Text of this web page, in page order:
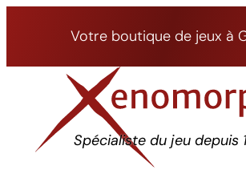
Votre boutique de jeux à
Spécialiste du jeu depuis